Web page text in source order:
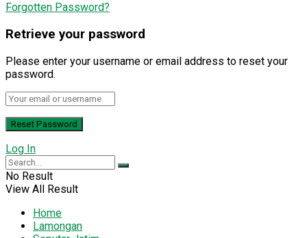
Forgotten Password?
Retrieve your password
Please enter your username or email address to reset your
password.
Log In
No Result
View All Result
Home
Lamongan